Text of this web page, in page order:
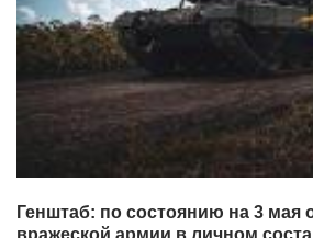
Генштаб: по состоянию на 3 мая